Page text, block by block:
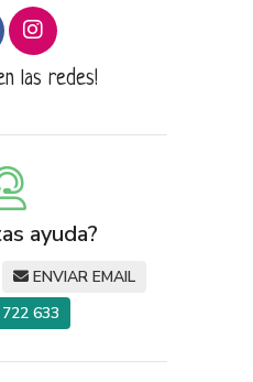
las redes!
ayuda?
ENVIAR EMAIL
633